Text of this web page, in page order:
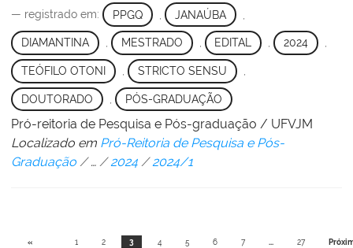
— registrado em: PPGQ JANAÚBA
DIAMANTINA , MESTRADO , EDITAL , 2024 ,
TEÓFILO OTONI STRICTO SENSU
DOUTORADO PÓS-GRADUAÇÃO
Pró-reitoria de Pesquisa e Pós-graduação / UFVJM
Localizado em Pró-Reitoria de Pesquisa e Pós-
Graduação /… /2024 /2024/1
«
1 2 3 4 5 6 7 ... 27